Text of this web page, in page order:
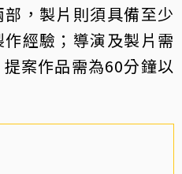
，製片則須具備至少
經驗；導演及製片需
案作品需為60分鐘以